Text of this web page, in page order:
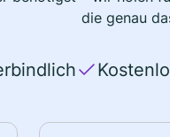
die genau